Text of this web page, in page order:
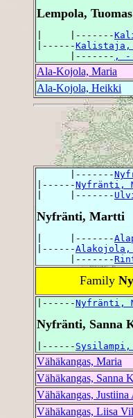
Lempola, Tuomas
|     |-------
|------
      |-------
, -
Ala-Kojola, Maria
Ala-Kojola, Heikki
      |-------
|------Nyfränti,
|     |-------
Nyfränti, Martti
|     |-------
|------Alakojola,
      |-------
Family
|------Nyfränti,
Nyfränti, Sanna
|------ Sysilampi,
Vähäkangas, Maria
Vähäkangas, Sanna
Vähäkangas, Justiina
Vähäkangas, Liisa